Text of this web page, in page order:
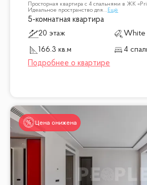
Просторная квартира с 4 спальнями в ЖК
Идеальное пространство для... Ещё
5-комнатная квартира
20 этаж
White
166.3 кв.м
4
Цена снижена